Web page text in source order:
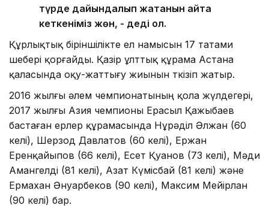
түрде дайындалып жатқанын айта
кеткеніміз жөн, - деді ол.
Құрлықтық біріншілікте ел намысын 17 татами
шебері қорғайды. Қазір ұлттық құрама Астана
қаласында оқу-жаттығу жиынын өткізіп жатыр.
2016 жылғы әлем чемпионатының қола жүлдегері,
2017 жылғы Азия чемпионы Ерасыл Қажыбаев
бастаған ерлер құрамасында Нұрәділ Әлжан (60
келі), Шерзод Давлатов (60 келі), Ержан
Еренқайыпов (66 келі), Есет Қуанов (73 келі), Мәди
Амангелді (81 келі), Азат Күмісбай (81 келі) және
Ермахан Әнуарбеков (90 келі), Максим Мейірлан
(90 келі) бар.